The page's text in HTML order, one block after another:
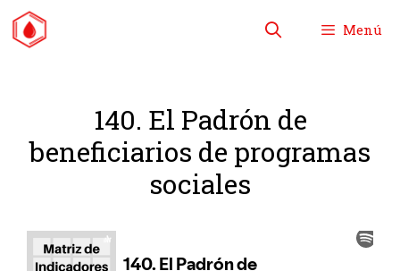
Saltar
contenido
Menú
140. El Padrón de
beneficiarios de programas
sociales